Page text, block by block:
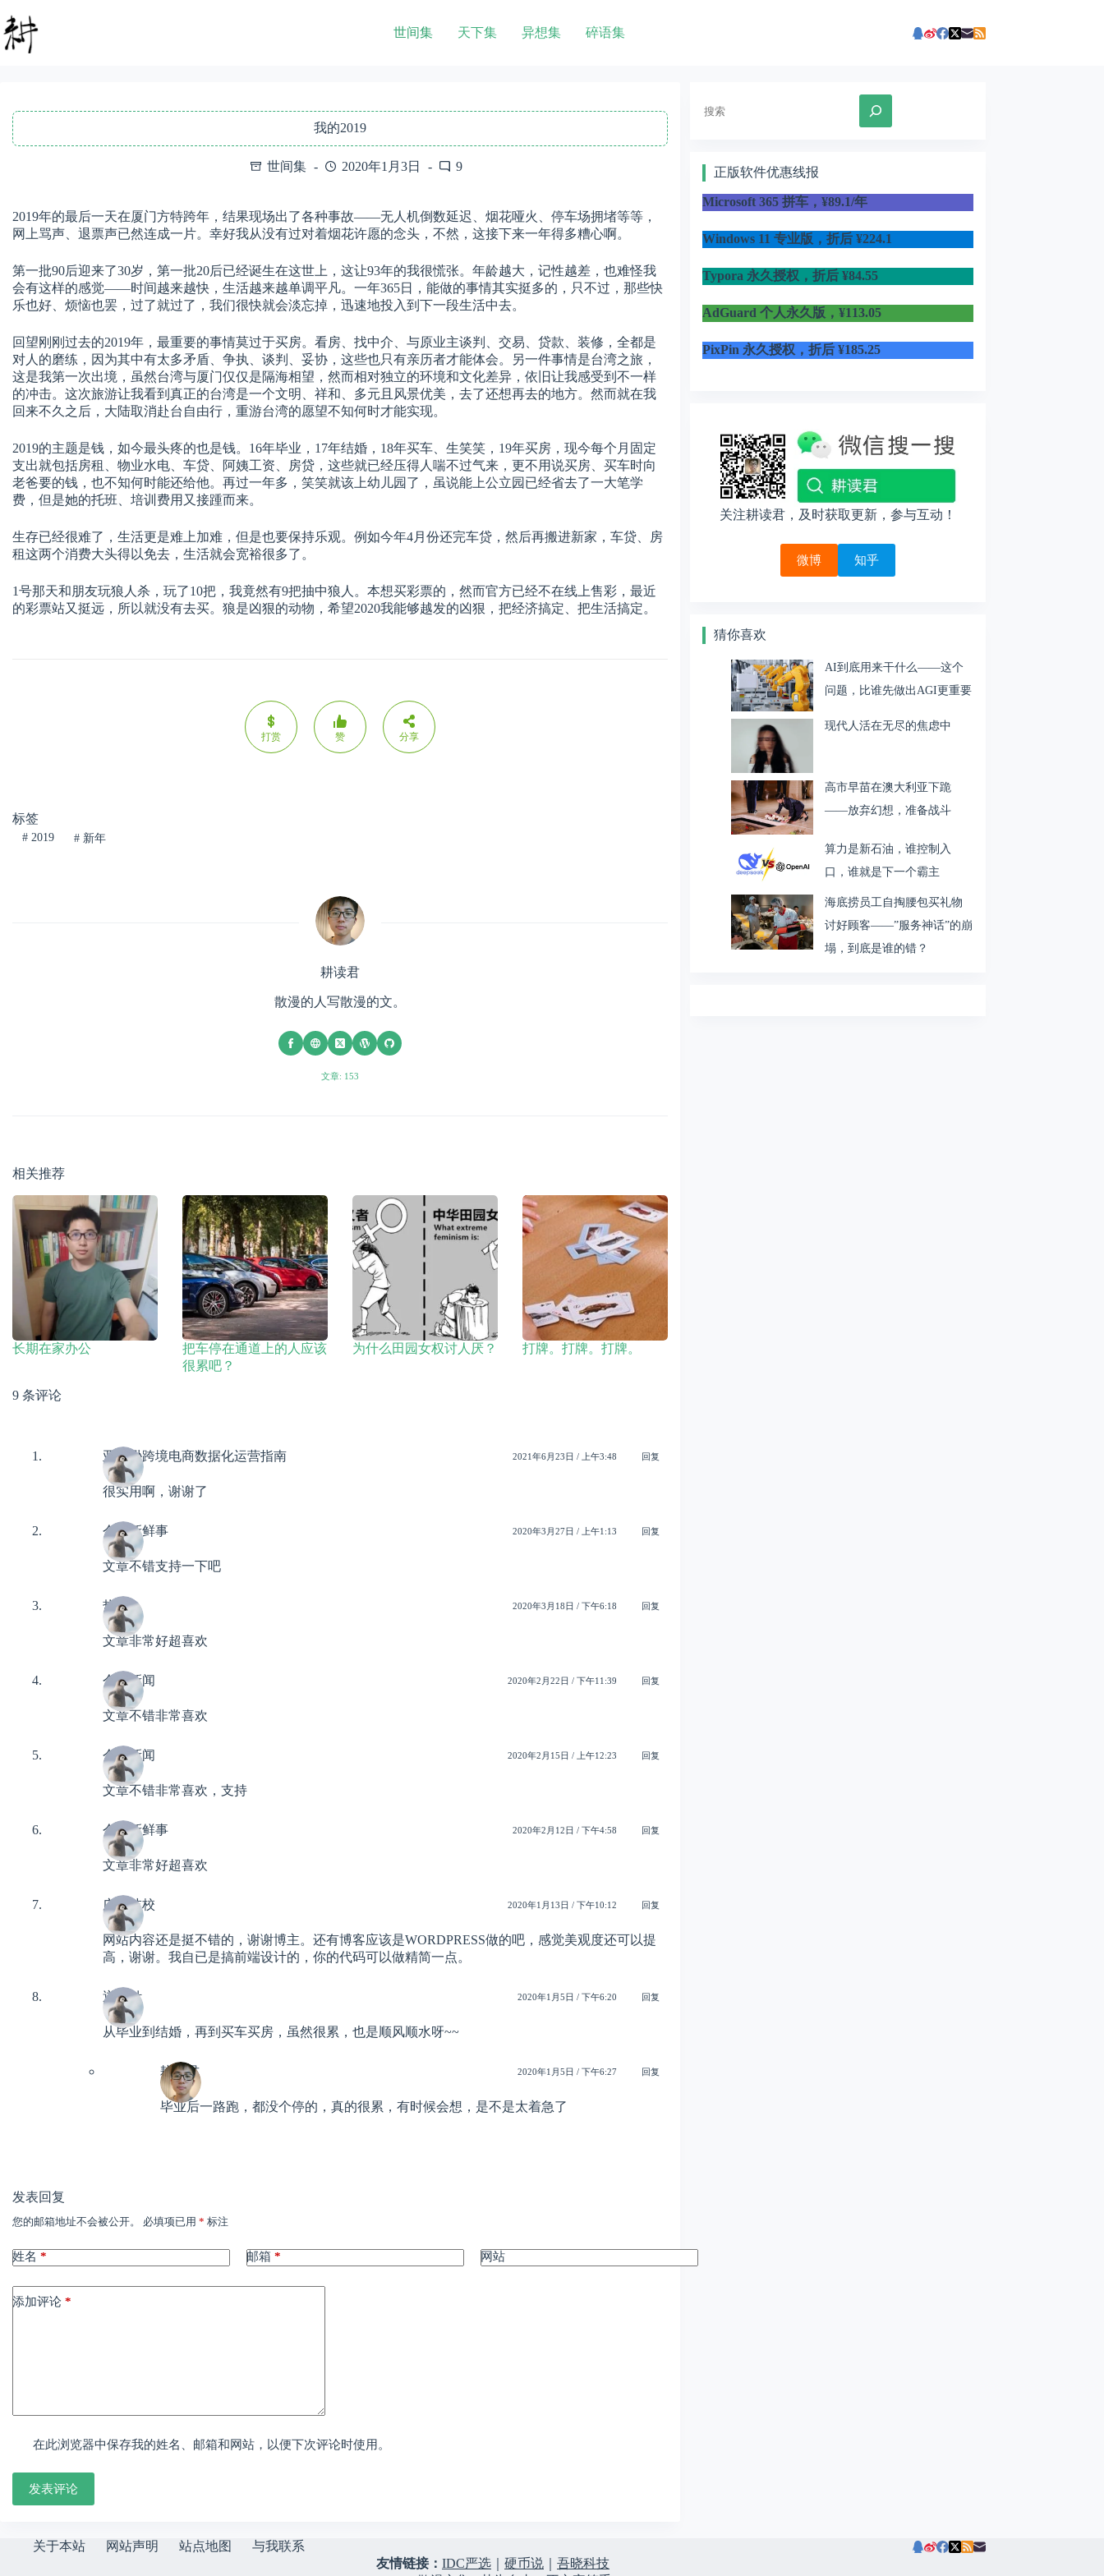
至
内
世间集 天下集 异想集 碎语集
我的2019
世间集 2020年1月3日 9
2019年的最后一天在厦门方特跨年，结果现场出了各种事故——无人机倒数延迟、烟花哑火、停车场拥堵等等，
网上骂声、退票声已然连成一片。幸好我从没有过对着烟花许愿的念头，不然，这接下来一年得多糟心啊。
第一批90后迎来了30岁，第一批20后已经诞生在这世上，这让93年的我很慌张。年龄越大，记性越差，也难怪我
会有这样的感觉——时间越来越快，生活越来越单调平凡。一年365日，能做的事情其实挺多的，只不过，那些快
乐也好、烦恼也罢，过了就过了，我们很快就会淡忘掉，迅速地投入到下一段生活中去。
回望刚刚过去的2019年，最重要的事情莫过于买房。看房、找中介、与原业主谈判、交易、贷款、装修，全都是
对人的磨练，因为其中有太多矛盾、争执、谈判、妥协，这些也只有亲历者才能体会。另一件事情是台湾之旅，
这是我第一次出境，虽然台湾与厦门仅仅是隔海相望，然而相对独立的环境和文化差异，依旧让我感受到不一样
的冲击。这次旅游让我看到真正的台湾是一个文明、祥和、多元且风景优美，去了还想再去的地方。然而就在我
回来不久之后，大陆取消赴台自由行，重游台湾的愿望不知何时才能实现。
2019的主题是钱，如今最头疼的也是钱。16年毕业，17年结婚，18年买车、生笑笑，19年买房，现今每个月固定
支出就包括房租、物业水电、车贷、阿姨工资、房贷，这些就已经压得人喘不过气来，更不用说买房、买车时向
老爸要的钱，也不知何时能还给他。再过一年多，笑笑就该上幼儿园了，虽说能上公立园已经省去了一大笔学
费，但是她的托班、培训费用又接踵而来。
生存已经很难了，生活更是难上加难，但是也要保持乐观。例如今年4月份还完车贷，然后再搬进新家，车贷、房
租这两个消费大头得以免去，生活就会宽裕很多了。
1号那天和朋友玩狼人杀，玩了10把，我竟然有9把抽中狼人。本想买彩票的，然而官方已经不在线上售彩，最近
的彩票站又挺远，所以就没有去买。狼是凶狠的动物，希望2020我能够越发的凶狠，把经济搞定、把生活搞定。
打赏 赞 分享
标签
#2019 #新年
耕读君
散漫的人写散漫的文。
文章: 153
相关推荐
长期在家办公
把车停在通道上的人应该
很累吧？
为什么田园女权讨人厌？ 打牌。打牌。打牌。
9 条评论
亚马逊跨境电商数据化运营指南 2021年6月23日 / 上午3:48 回复
很实用啊，谢谢了
今日新鲜事 2020年3月27日 / 上午1:13 回复
文章不错支持一下吧
热搜 2020年3月18日 / 下午6:18 回复
文章非常好超喜欢
今日新闻 2020年2月22日 / 下午11:39 回复
文章不错非常喜欢
今日新闻 2020年2月15日 / 上午12:23 回复
文章不错非常喜欢，支持
今日新鲜事 2020年2月12日 / 下午4:58 回复
文章非常好超喜欢
广州技校 2020年1月13日 / 下午10:12 回复
网站内容还是挺不错的，谢谢博主。还有博客应该是WORDPRESS做的吧，感觉美观度还可以提
高，谢谢。我自已是搞前端设计的，你的代码可以做精简一点。
逆时针 2020年1月5日 / 下午6:20 回复
从毕业到结婚，再到买车买房，虽然很累，也是顺风顺水呀~~
耕读君 2020年1月5日 / 下午6:27 回复
毕业后一路跑，都没个停的，真的很累，有时候会想，是不是太着急了
发表回复
您的邮箱地址不会被公开。 必填项已用 * 标注
姓名 * 邮箱 * 网站
添加评论 *
在此浏览器中保存我的姓名、邮箱和网站，以便下次评论时使用。
发表评论
索
正版软件优惠线报
Microsoft 365 拼车，¥89.1/年
Windows 11 专业版，折后 ¥224.1
Typora 永久授权，折后 ¥84.55
AdGuard 个人永久版，¥113.05
PixPin 永久授权，折后 ¥185.25
关注耕读君，及时获取更新，参与互动！
微博 知乎
猜你喜欢
AI到底用来干什么——这个
问题，比谁先做出AGI更重要
现代人活在无尽的焦虑中
高市早苗在澳大利亚下跪
——放弃幻想，准备战斗
算力是新石油，谁控制入
口，谁就是下一个霸主
海底捞员工自掏腰包买礼物
讨好顾客——”服务神话”的崩
塌，到底是谁的错？
关于本站 网站声明 站点地图
与我联系
友情链接： IDC严选 硬币说
吾晓科技